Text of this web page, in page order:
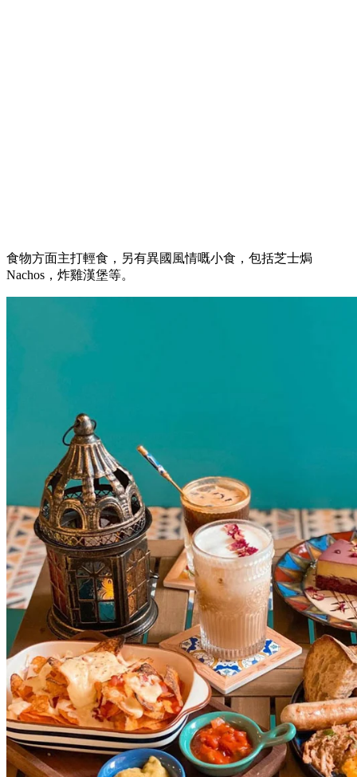
食物方面主打輕食，另有異國風情嘅小食，包括芝士焗
Nachos，炸雞漢堡等。